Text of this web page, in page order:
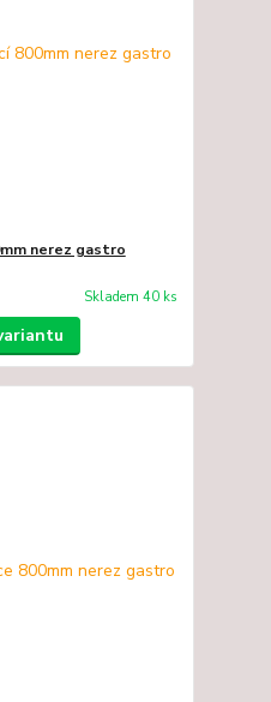
nerez gastro
Skladem 40 ks